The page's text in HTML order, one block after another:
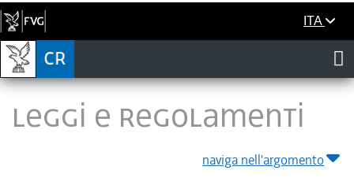
ITA
LEGGI E REGOLAMENTI
naviga nell'argomento